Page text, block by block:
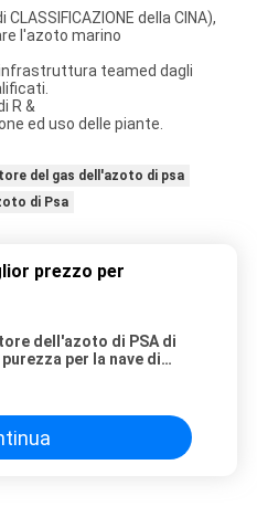
della CINA),
l'azoto marino
teamed dagli
R &
ed uso delle piante.
del gas dell'azoto di psa
di Psa
prezzo per
dell'azoto di PSA di
per la nave di